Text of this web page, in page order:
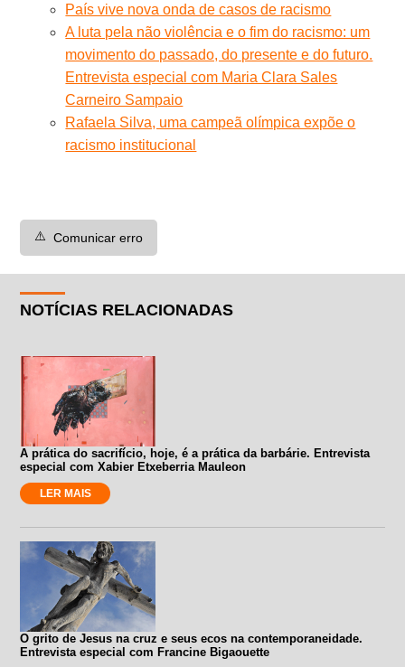
País vive nova onda de casos de racismo
A luta pela não violência e o fim do racismo: um
movimento do passado, do presente e do futuro.
Entrevista especial com Maria Clara Sales
Carneiro Sampaio
Rafaela Silva, uma campeã olímpica expõe o
racismo institucional
⚠️ Comunicar erro
NOTÍCIAS RELACIONADAS
A prática do sacrifício, hoje, é a prática da barbárie. Entrevista
especial com Xabier Etxeberria Mauleon
LER MAIS
O grito de Jesus na cruz e seus ecos na contemporaneidade.
Entrevista especial com Francine Bigaouette